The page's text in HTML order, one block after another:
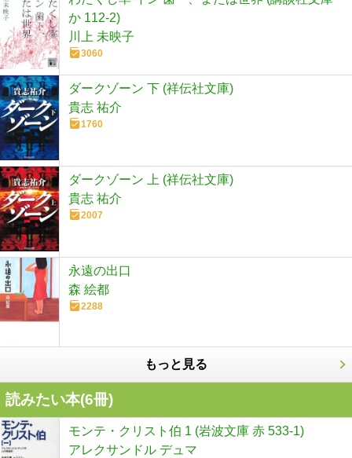
か 112-2)
川上 未映子
3060
ダークゾーン 下 (祥伝社文庫)
貴志 祐介
1760
ダークゾーン 上 (祥伝社文庫)
貴志 祐介
2007
永遠の出口
森 絵都
2288
もっと見る
読みたい本(6冊)
モンテ・クリスト伯 1 (岩波文庫 赤 533-1)
アレクサンドル デュマ